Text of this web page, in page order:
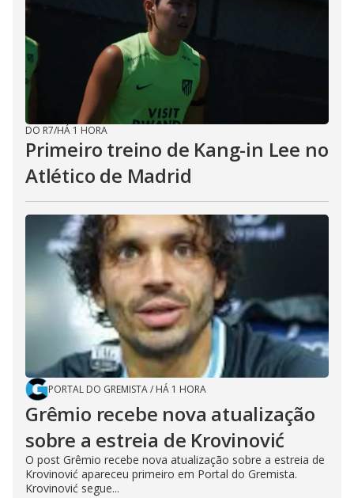
DO R7/HÁ 1 HORA
Primeiro treino de Kang-in Lee no
Atlético de Madrid
PORTAL DO GREMISTA/ HÁ 1 HORA
Grêmio recebe nova atualização
sobre a estreia de Krovinović
O post Grêmio recebe nova atualização sobre a estreia de
Krovinović apareceu primeiro em Portal do Gremista.
Krovinović segue...